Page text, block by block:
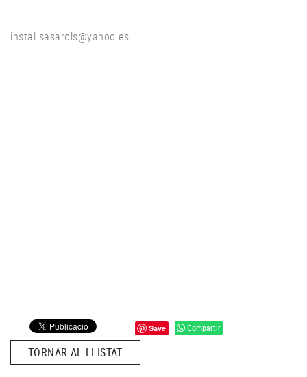
instal.sasarols@yahoo.es
Save Compartir
TORNAR AL LLISTAT